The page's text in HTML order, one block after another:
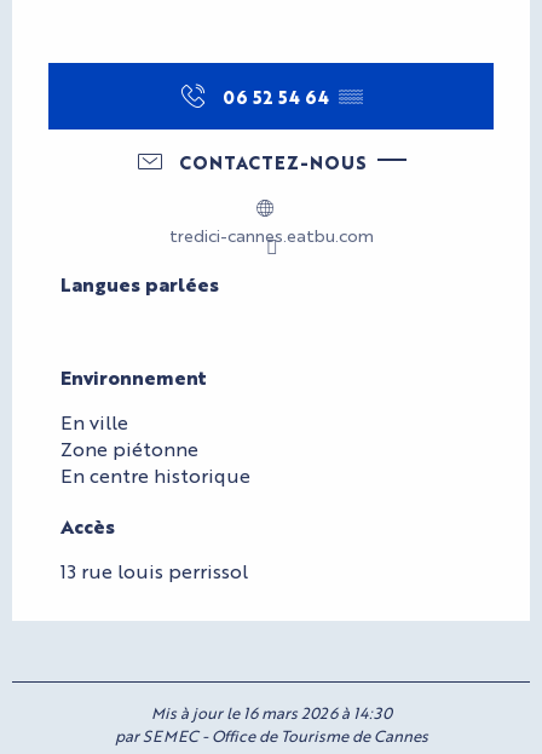
06 52 54 64 ▒▒
CONTACTEZ-NOUS
tredici-cannes.eatbu.com
Langues parlées
Langues parlées
Environnement
Environnement
En ville
Zone piétonne
En centre historique
Accès
Accès
13 rue louis perrissol
Mis à jour le 16 mars 2026 à 14:30
par SEMEC - Office de Tourisme de Cannes